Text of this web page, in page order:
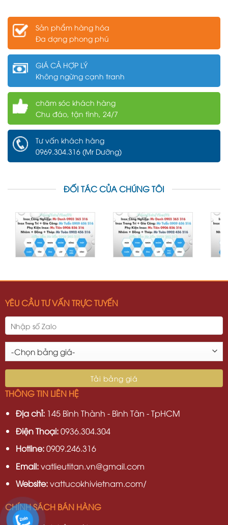
Sản phẩm hàng hóa
Đa dạng phong phú
GIÁ CẢ HỢP LÝ
Không ngừng cạnh tranh
chăm sóc khách hàng
Chu đáo, tận tình, 24/7
Tư vấn khách hàng
0969.304.316 (Mr Dưỡng)
ĐỐI TÁC CỦA CHÚNG TÔI
YÊU CẦU TƯ VẤN TRỰC TUYẾN
THÔNG TIN LIÊN HỆ
Địa chỉ:145 Bình Thành - Bình Tân - TpHCM
Điện Thoại:0936.304.304
Hotline:0909.246.316
Email:vatlieutitan.vn@gmail.com
Website:vattucokhivietnam.com/
CHÍNH SÁCH BÁN HÀNG